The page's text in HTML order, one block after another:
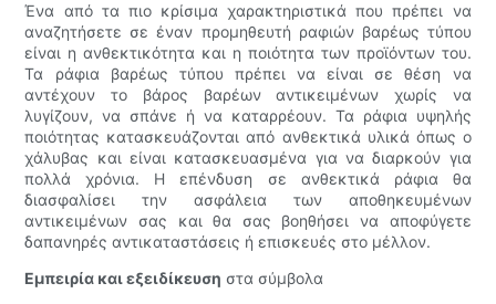
Ένα από τα πιο κρίσιμα χαρακτηριστικά που πρέπει να
αναζητήσετε σε έναν προμηθευτή ραφιών βαρέως τύπου
είναι η ανθεκτικότητα και η ποιότητα των προϊόντων του.
Τα ράφια βαρέως τύπου πρέπει να είναι σε θέση να
αντέχουν το βάρος βαρέων αντικειμένων χωρίς να
λυγίζουν, να σπάνε ή να καταρρέουν. Τα ράφια υψηλής
ποιότητας κατασκευάζονται από ανθεκτικά υλικά όπως ο
χάλυβας και είναι κατασκευασμένα για να διαρκούν για
πολλά χρόνια. Η επένδυση σε ανθεκτικά ράφια θα
διασφαλίσει την ασφάλεια των αποθηκευμένων
αντικειμένων σας και θα σας βοηθήσει να αποφύγετε
δαπανηρές αντικαταστάσεις ή επισκευές στο μέλλον.
Εμπειρία και εξειδίκευση στα σύμβολα